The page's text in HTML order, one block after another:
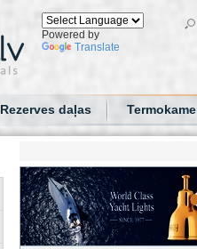
Powered by
Translate
Rezerves daļas